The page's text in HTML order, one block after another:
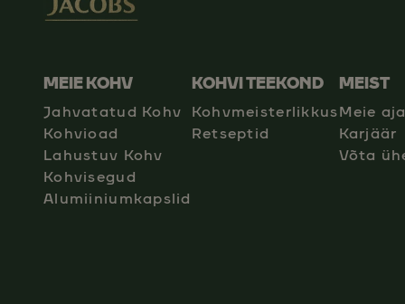
MEIE KOHV
Jahvatatud Kohv
Kohvioad
Lahustuv Kohv
Kohvisegud
Alumiiniumkapslid
KOHVI TEEKOND
Kohvmeisterlikkus
Retseptid
MEIST
Meie
Karjäär
Võta